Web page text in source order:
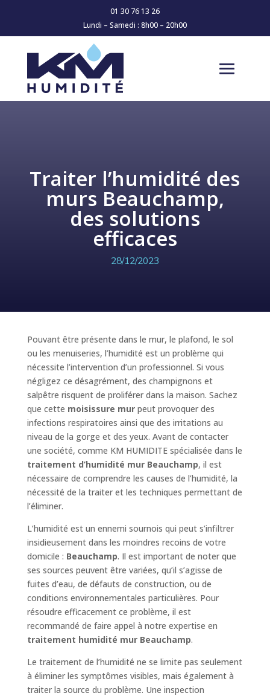
01 30 76 13 26
Lundi – Samedi : 8h00 – 20h00
Traiter l’humidité des
murs Beauchamp,
des solutions
efficaces
28/12/2023
Pouvant être présente dans le mur, le plafond, le sol
ou les menuiseries, l’humidité est un problème qui
nécessite l’intervention d’un professionnel. Si vous
négligez ce désagrément, des champignons et
salpêtre risquent de proliférer dans la maison. Sachez
que cette moisissure murpeut provoquer des
infections respiratoires ainsi que des irritations au
niveau de la gorge et des yeux. Avant de contacter
une société, comme KM HUMIDITE spécialisée dans le
traitement d’humidité mur Beauchamp, il est
nécessaire de comprendre les causes de l’humidité, la
nécessité de la traiter et les techniques permettant de
l’éliminer.
L’humidité est un ennemi sournois qui peut s’infiltrer
insidieusement dans les moindres recoins de votre
domicile : Beauchamp. Il est important de noter que
ses sources peuvent être variées, qu’il s’agisse de
fuites d’eau, de défauts de construction, ou de
conditions environnementales particulières. Pour
résoudre efficacement ce problème, il est
recommandé de faire appel à notre expertise en
traitement humidité mur Beauchamp.
Le traitement de l’humidité ne se limite pas seulement
à éliminer les symptômes visibles, mais également à
traiter la source du problème. Une inspection